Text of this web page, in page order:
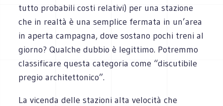
tutto probabili costi relativi) per una stazione
che in realtà è una semplice fermata in un’area
in aperta campagna, dove sostano pochi treni al
giorno? Qualche dubbio è legittimo. Potremmo
classificare questa categoria come “discutibile
pregio architettonico”.
La vicenda delle stazioni alta velocità che